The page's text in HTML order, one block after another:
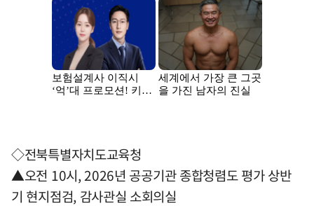
◇전북특별자치도교육청
▲오전 10시, 2026년 공공기관 종합청렴도 평가 상반
기 현지점검, 감사관실 소회의실